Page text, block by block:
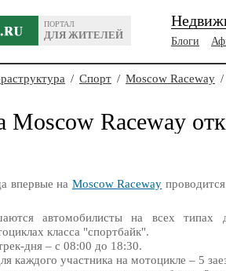
ПОРТАЛ
ДЛЯ ЖИТЕЛЕЙ
Блоги
/ Спорт / Moscow Raceway /
Moscow Raceway
впервые на Moscow Raceway
автомобилисты на всех
класса "спортбайк".
дня – с 08:00 до 18:30.
каждого участника на мотоцикле – 5